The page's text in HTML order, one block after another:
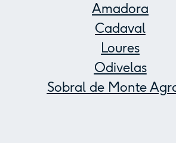
Amadora
Cadaval
Loures
Odivelas
Sobral de Monte